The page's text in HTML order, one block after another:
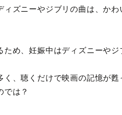
ィズニーやジブリの曲は、か
め、妊娠中はディズニーやジ
く、聴くだけで映画の記憶が
では？